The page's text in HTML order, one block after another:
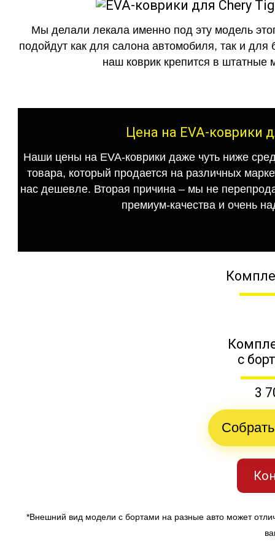
Мы делали лекала именно под эту модель
подойдут как для салона автомобиля, так и для
наш коврик крепится в штатные
Цена на EVA-коврики
Наши цены на EVA-коврики даже чуть ниже
товара, который продается на различных
нас дешевле. Вторая причина – мы не
премиум-качества и очень
с
3
*Внешний вид модели с бортами на разные авто может